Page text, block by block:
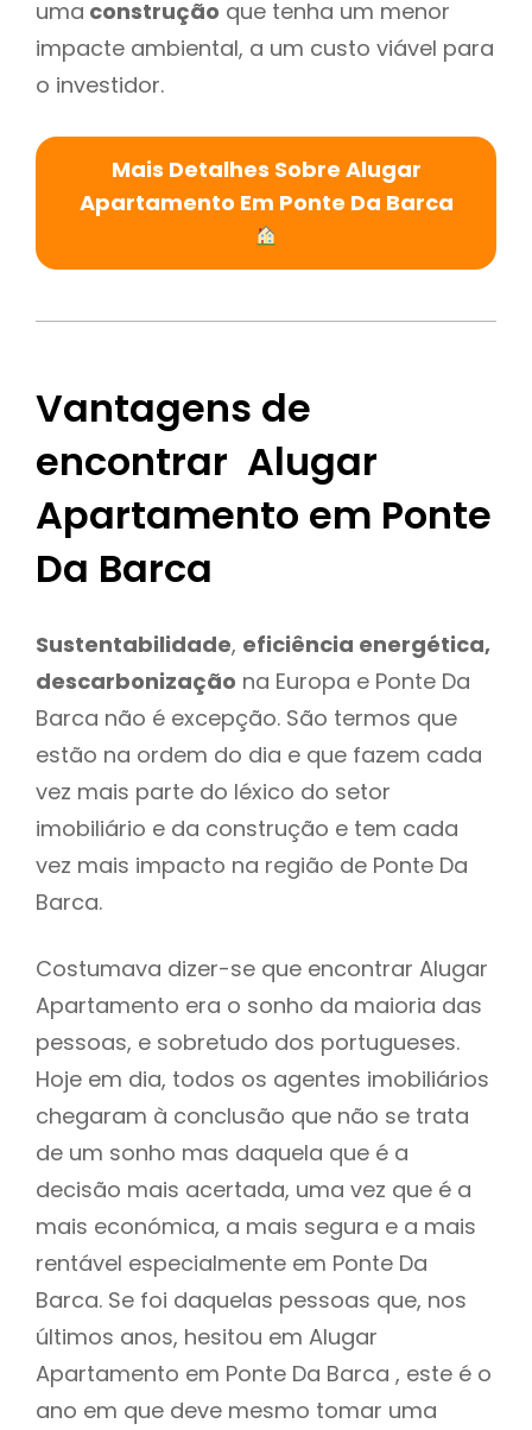
uma construção que tenha um menor
impacte ambiental, a um custo viável para
o investidor.
Mais Detalhes Sobre Alugar
Apartamento Em Ponte Da Barca
Vantagens de
encontrar Alugar
Apartamento em Ponte
Da Barca
Sustentabilidade, eficiência energética,
descarbonização na Europa e Ponte Da
Barca não é excepção. São termos que
estão na ordem do dia e que fazem cada
vez mais parte do léxico do setor
imobiliário e da construção e tem cada
vez mais impacto na região de Ponte Da
Barca.
Costumava dizer-se que encontrar Alugar
Apartamento era o sonho da maioria das
pessoas, e sobretudo dos portugueses.
Hoje em dia, todos os agentes imobiliários
chegaram à conclusão que não se trata
de um sonho mas daquela que é a
decisão mais acertada, uma vez que é a
mais económica, a mais segura e a mais
rentável especialmente em Ponte Da
Barca. Se foi daquelas pessoas que, nos
últimos anos, hesitou em Alugar
Apartamento em Ponte Da Barca , este é o
ano em que deve mesmo tomar uma